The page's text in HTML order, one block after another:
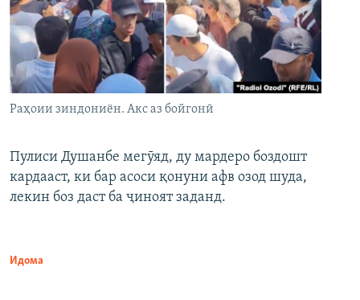
Раҳоии зиндониён. Акс аз бойгонӣ
Пулиси Душанбе мегӯяд, ду мардеро боздошт
кардааст, ки бар асоси қонуни афв озод шуда,
лекин боз даст ба ҷиноят заданд.
Идома